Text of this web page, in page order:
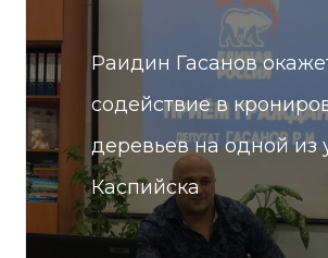
Раидин Гасанов
содействие в
деревьев на одной из
Каспийска